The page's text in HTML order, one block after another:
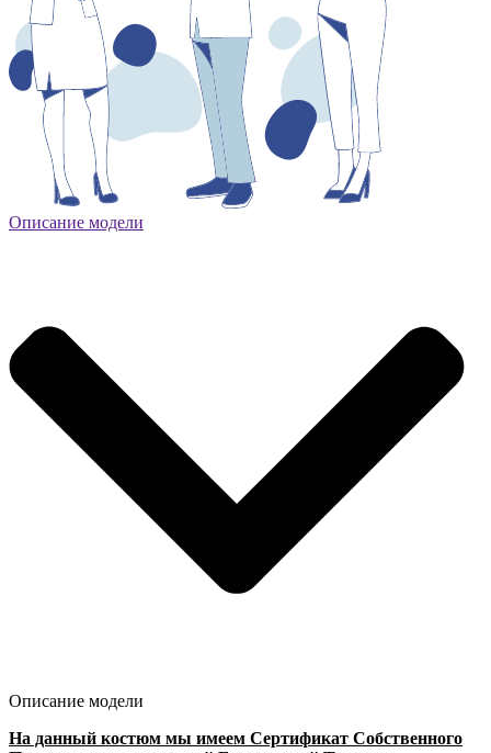
Описание модели
Описание модели
На данный костюм мы имеем Сертификат Собственного